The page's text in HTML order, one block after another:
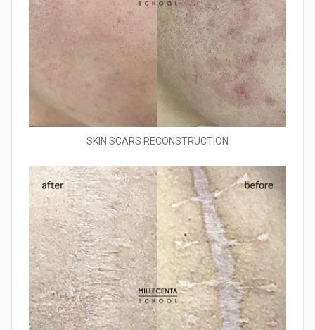
SKIN SCARS RECONSTRUCTION